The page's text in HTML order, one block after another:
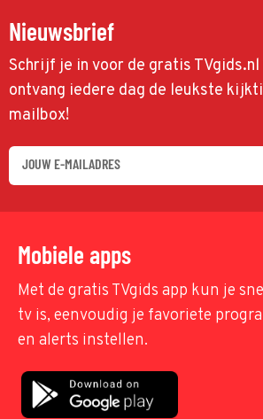
Nieuwsbrief
Schrijf je in voor de gratis
ontvang iedere dag de leukste
mailbox!
Mobiele apps
Met de gratis TVgids app kun je
tv is, eenvoudig je favoriete
en alerts instellen.